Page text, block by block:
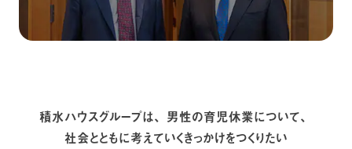
積水ハウスグループは、男性の育児休業について、
社会とともに考えていくきっかけをつくりたい